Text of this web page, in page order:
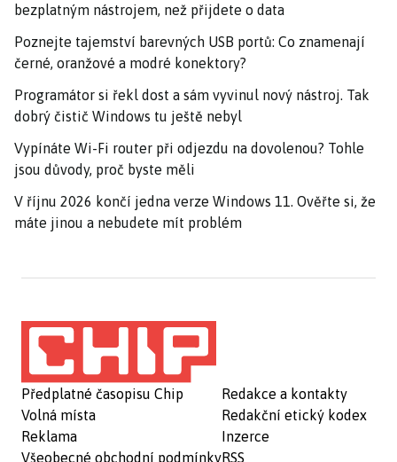
bezplatným nástrojem, než přijdete o data
Poznejte tajemství barevných USB portů: Co znamenají
černé, oranžové a modré konektory?
Programátor si řekl dost a sám vyvinul nový nástroj. Tak
dobrý čistič Windows tu ještě nebyl
Vypínáte Wi-Fi router při odjezdu na dovolenou? Tohle
jsou důvody, proč byste měli
V říjnu 2026 končí jedna verze Windows 11. Ověřte si, že
máte jinou a nebudete mít problém
Předplatné časopisu Chip
Volná místa
Reklama
Všeobecné obchodní podmínky
Redakce a kontakty
Redakční etický kodex
Inzerce
RSS